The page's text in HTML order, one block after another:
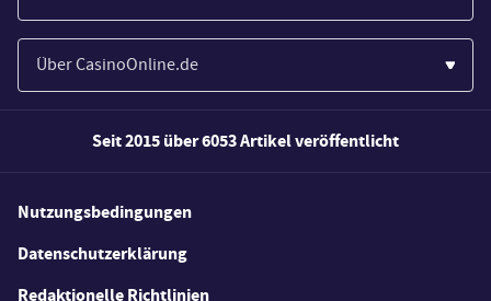
Wirtschaft
Spiele
Paypal Casinos
Novoline Casinos
Merkur Casinos
Casino Testberichte
Casino Bonus Angebote
Über CasinoOnline.de
Wie wir bewerten
FAQs
Seit 2015 über 6053 Artikel veröffentlicht
Nutzungsbedingungen
Datenschutzerklärung
Redaktionelle Richtlinien